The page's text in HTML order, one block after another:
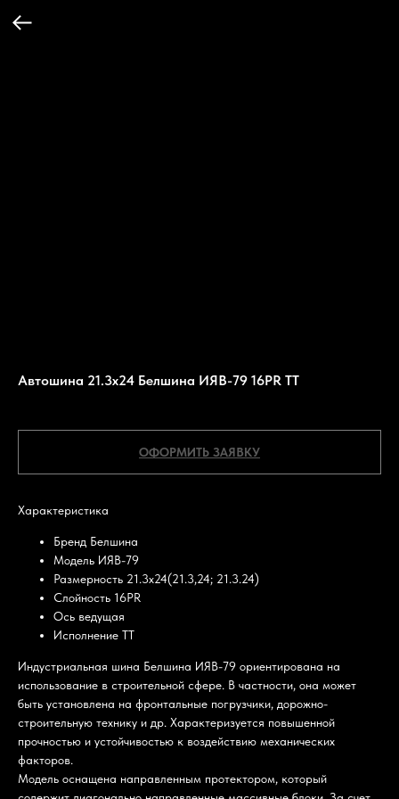
Автошина 21.3х24 Белшина ИЯВ-79 16PR TT
ОФОРМИТЬ ЗАЯВКУ
Характеристика
Бренд Белшина
Модель ИЯВ-79
Размерность 21.3х24(21.3,24; 21.3.24)
Слойность 16PR
Ось ведущая
Исполнение ТТ
Индустриальная шина Белшина ИЯВ-79 ориентирована на
использование в строительной сфере. В частности, она может
быть установлена на фронтальные погрузчики, дорожно-
строительную технику и др. Характеризуется повышенной
прочностью и устойчивостью к воздействию механических
факторов.
Модель оснащена направленным протектором, который